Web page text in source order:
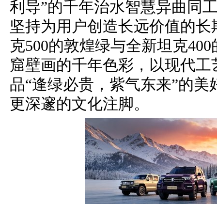
利导”的千年治水智慧异曲同
坚持为用户创造长远价值的
克500的敦煌绿与全新坦克
窟壁画的千年色彩，以现代
品“逢绿必贵，紫气东来”的
更深邃的文化注脚。